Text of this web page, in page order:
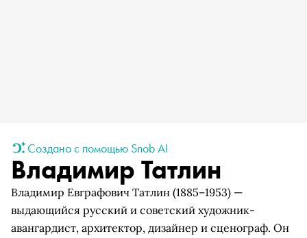
Создано с помощью Snob AI
Владимир Татлин
Владимир Евграфович Татлин (1885–1953) —
выдающийся русский и советский художник-
авангардист, архитектор, дизайнер и сценограф. Он